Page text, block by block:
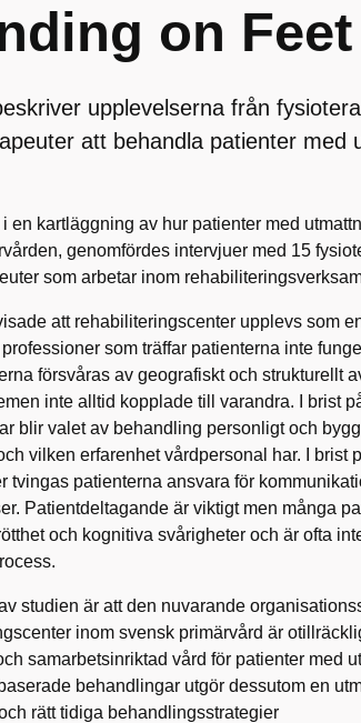
on
upplevelserna från
att behandla patienter med
i en kartläggning av hur patienter med
genomfördes intervjuer med 15
som arbetar inom
att rehabiliteringscenter upplevs som
som träffar patienterna inte
försvåras av geografiskt och strukturellt
inte alltid kopplade till varandra. I brist
blir valet av behandling personligt och
vilken erfarenhet vårdpersonal har. I brist
tvingas patienterna ansvara för
Patientdeltagande är viktigt men många
och kognitiva svårigheter och är ofta
studien är att den nuvarande
inom svensk primärvård är
samarbetsinriktad vård för patienter med
behandlingar utgör dessutom en
rätt tidiga behandlingsstrategier